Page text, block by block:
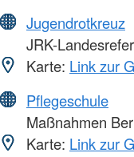
Jugendrotkreuz
JRK-
Karte: Link zur
Pflegeschule
Maßnahmen
Karte: Link zur